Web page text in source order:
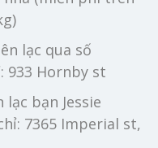
lạc qua số
933 Hornby st
bạn Jessie
7365 Imperial st,